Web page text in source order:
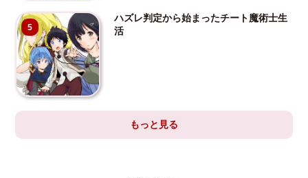
5
ハズレ判定から始まったチート魔術士生
活
もっと見る